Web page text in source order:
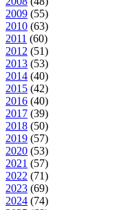
2009 (55)
2010 (63)
2011 (60)
2012 (51)
2013 (53)
2014 (40)
2015 (42)
2016 (40)
2017 (39)
2018 (50)
2019 (57)
2020 (53)
2021 (57)
2022 (71)
2023 (69)
2024 (74)